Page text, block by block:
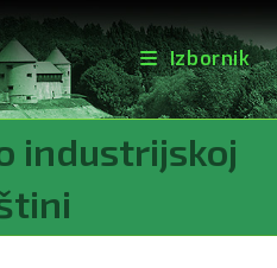
Izbornik
industrijskoj